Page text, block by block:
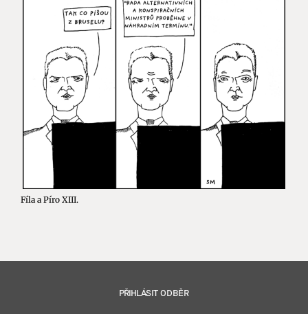
Fíla a Píro XIII.
PŘIHLÁSIT ODBĚR